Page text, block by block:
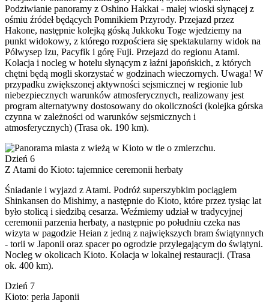
Podziwianie panoramy z Oshino Hakkai - małej wioski słynącej z
ośmiu źródeł będących Pomnikiem Przyrody. Przejazd przez
Hakone, następnie kolejką góską Jukkoku Toge wjedziemy na
punkt widokowy, z którego rozpościera się spektakularny widok na
Półwysep Izu, Pacyfik i górę Fuji. Przejazd do regionu Atami.
Kolacja i nocleg w hotelu słynącym z łaźni japońskich, z których
chętni będą mogli skorzystać w godzinach wieczornych. Uwaga! W
przypadku zwiększonej aktywności sejsmicznej w regionie lub
niebezpiecznych warunków atmosferycznych, realizowany jest
program alternatywny dostosowany do okoliczności (kolejka górska
czynna w zależności od warunków sejsmicznych i
atmosferycznych) (Trasa ok. 190 km).
Dzień 6
Z Atami do Kioto: tajemnice ceremonii herbaty
Śniadanie i wyjazd z Atami. Podróż superszybkim pociągiem
Shinkansen do Mishimy, a następnie do Kioto, które przez tysiąc lat
było stolicą i siedzibą cesarza. Weźmiemy udział w tradycyjnej
ceremonii parzenia herbaty, a następnie po południu czeka nas
wizyta w pagodzie Heian z jedną z największych bram świątynnych
- torii w Japonii oraz spacer po ogrodzie przylegającym do świątyni.
Nocleg w okolicach Kioto. Kolacja w lokalnej restauracji. (Trasa
ok. 400 km).
Dzień 7
Kioto: perła Japonii